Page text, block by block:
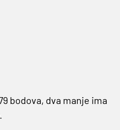
bodova, dva manje ima